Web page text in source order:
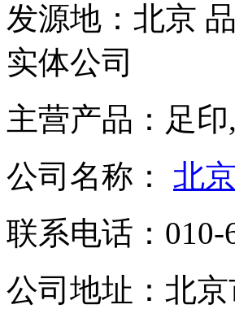
发源地： 北京
实体公司
主营产品： 足
公司名称： 北
联系电话： 010-
公司地址： 北